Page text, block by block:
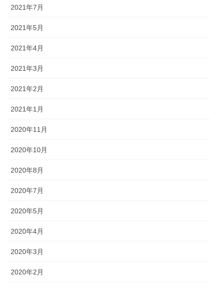
2021年7月
2021年5月
2021年4月
2021年3月
2021年2月
2021年1月
2020年11月
2020年10月
2020年8月
2020年7月
2020年5月
2020年4月
2020年3月
2020年2月